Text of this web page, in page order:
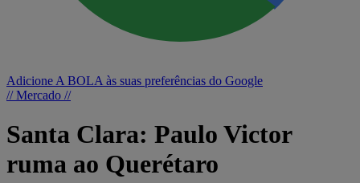
Adicione A BOLA às suas preferências do Google
// Mercado //
Santa Clara: Paulo Victor
ruma ao Querétaro